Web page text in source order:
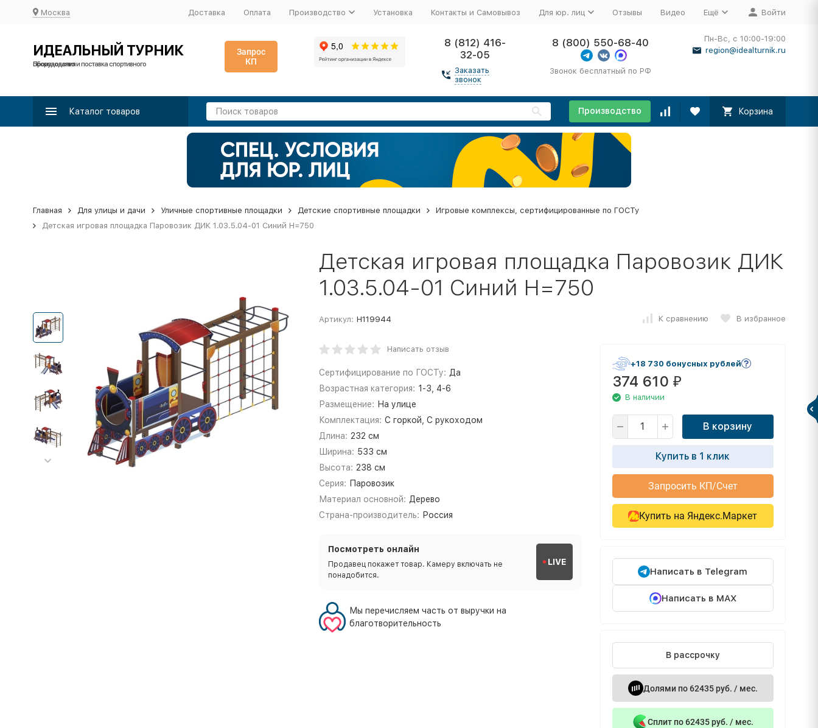
Москва Доставка Оплата Производство Установка Контакты и Самовывоз Для юр. лиц Отзывы Видео Ещё Войти
ИДЕАЛЬНЫЙ ТУРНИК
Производство и поставка спортивного оборудования
Запрос
КП
8 (812) 416-
32-05
Заказать
звонок
8 (800) 550-68-40
Звонок бесплатный по РФ
Пн-Вс, с 10:00-19:00
region@idealturnik.ru
Каталог товаров Производство Корзина
Главная Для улицы и дачи Уличные спортивные площадки Детские спортивные площадки
Игровые комплексы, сертифицированные по ГОСТу
Детская игровая площадка Паровозик ДИК 1.03.5.04-01 Синий H=750
Детская игровая площадка Паровозик ДИК
1.03.5.04-01 Синий H=750
Артикул: Н119944 К сравнению В избранное
Написать отзыв
Сертифицирование по ГОСТу: Да
Возрастная категория: 1-3, 4-6
Размещение: На улице
Комплектация: С горкой, С рукоходом
Длина: 232 см
Ширина: 533 см
Высота: 238 см
Серия: Паровозик
Материал основной: Дерево
Страна-производитель: Россия
Посмотреть онлайн
Продавец покажет товар. Камеру включать не
понадобится.
LIVE
Мы перечисляем часть от выручки на
благотворительность
+18 730 бонусных рублей
374 610 ₽
В наличии
В корзину
Купить в 1 клик
Запросить КП/Счет
Купить на Яндекс.Маркет
Написать в Telegram
Написать в MAX
В рассрочку
Долями по 62435 руб. / мес.
Сплит по 62435 руб. / мес.